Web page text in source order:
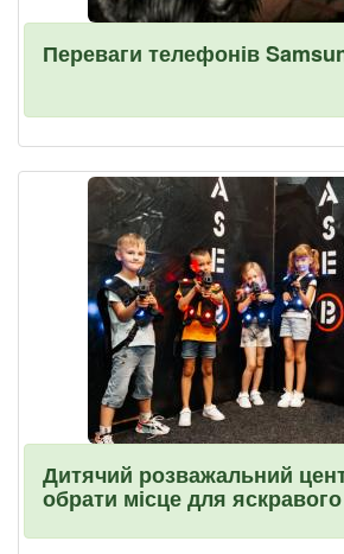
Переваги телефонів
Дитячий розважальний
обрати місце для